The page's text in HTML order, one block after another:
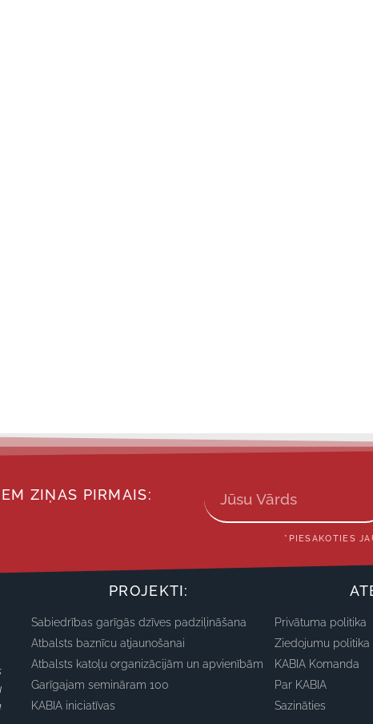
ZIŅAS PIRMAIS:
*PIESAKOTIES
PROJEKTI:
Sabiedrības garīgās dzīves padziļināšana
Atbalsts baznīcu atjaunošanai
Atbalsts katoļu organizācijām un apvienībām
Garīgajam semināram 100
KABIA iniciatīvas
Privātuma politika
Ziedojumu politika
KABIA Komanda
Par KABIA
Sazināties